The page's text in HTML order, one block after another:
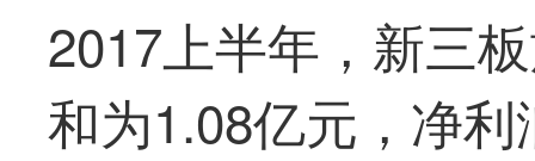
2017上半年，新三
和为1.08亿元，净